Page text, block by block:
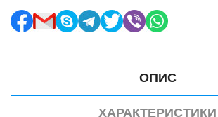
ОПИС
ХАРАКТЕРИСТИКИ